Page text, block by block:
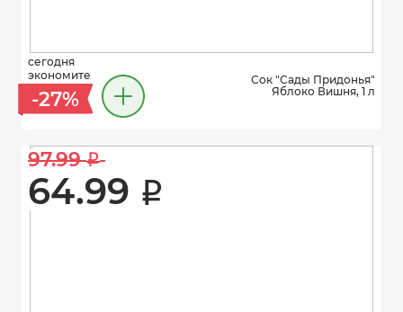
сегодня
экономите
-27%
Сок "Сады Придонья"
Яблоко Вишня, 1 л
97.99 i
64.99 i